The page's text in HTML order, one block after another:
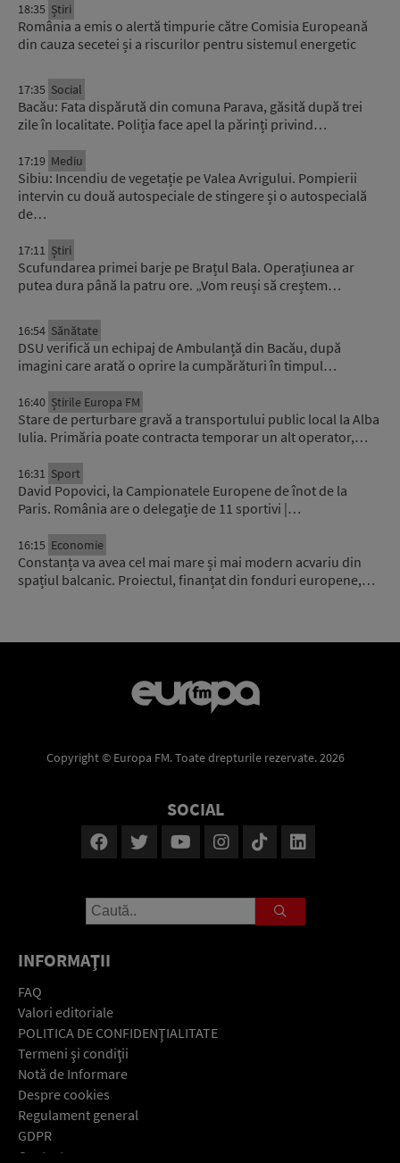
18:35 Știri
România a emis o alertă timpurie către Comisia Europeană
din cauza secetei și a riscurilor pentru sistemul energetic
17:35 Social
Bacău: Fata dispărută din comuna Parava, găsită după trei
zile în localitate. Poliția face apel la părinți privind…
17:19 Mediu
Sibiu: Incendiu de vegetație pe Valea Avrigului. Pompierii
intervin cu două autospeciale de stingere și o autospecială
de…
17:11 Știri
Scufundarea primei barje pe Brațul Bala. Operațiunea ar
putea dura până la patru ore. „Vom reuși să creștem…
16:54 Sănătate
DSU verifică un echipaj de Ambulanță din Bacău, după
imagini care arată o oprire la cumpărături în timpul…
16:40 Știrile Europa FM
Stare de perturbare gravă a transportului public local la Alba
Iulia. Primăria poate contracta temporar un alt operator,…
16:31 Sport
David Popovici, la Campionatele Europene de înot de la
Paris. România are o delegație de 11 sportivi |…
16:15 Economie
Constanța va avea cel mai mare și mai modern acvariu din
spațiul balcanic. Proiectul, finanțat din fonduri europene,…
Copyright © Europa FM. Toate drepturile rezervate. 2026
SOCIAL
INFORMAŢII
FAQ
Valori editoriale
POLITICA DE CONFIDENŢIALITATE
Termeni şi condiţii
Notă de Informare
Despre cookies
Regulament general
GDPR
Contact